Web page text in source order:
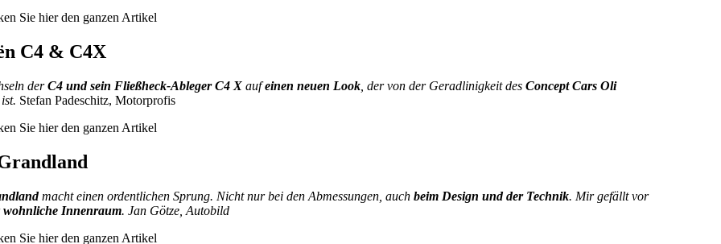
Sie hierden ganzen Artikel
C4 & C4X
derC4 und sein Fließheck-Ableger C4 X aufeinen neuen Look , der von der Geradlinigkeit des Concept Cars Oli
Stefan Padeschitz, Motorprofis
Sie hierden ganzen Artikel
macht einen ordentlichen Sprung. Nicht nur bei den Abmessungen, auch beim Design und der Technik. Mir gefällt vor
wohnliche Innenraum. Jan Götze, Autobild
Sie hierden ganzen Artikel